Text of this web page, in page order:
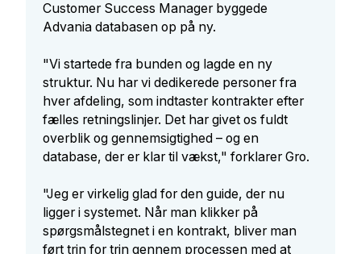
Customer Success Manager byggede
Advania databasen op på ny.
"Vi startede fra bunden og lagde en ny
struktur. Nu har vi dedikerede personer fra
hver afdeling, som indtaster kontrakter efter
fælles retningslinjer. Det har givet os fuldt
overblik og gennemsigtighed – og en
database, der er klar til vækst," forklarer Gro.
"Jeg er virkelig glad for den guide, der nu
ligger i systemet. Når man klikker på
spørgsmålstegnet i en kontrakt, bliver man
ført trin for trin gennem processen med at